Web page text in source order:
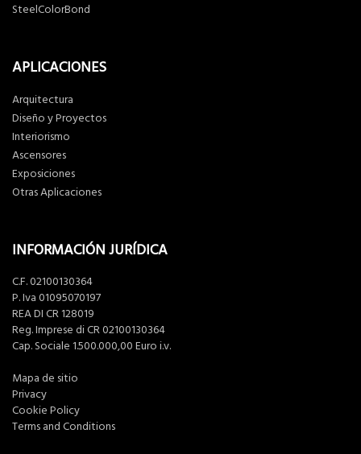
SteelColorBond
APLICACIONES
Arquitectura
Diseño y Proyectos
Interiorismo
Ascensores
Exposiciones
Otras Aplicaciones
INFORMACIÓN JURÍDICA
C.F. 02100130364
P. Iva 01095070197
REA DI CR 128019
Reg. Imprese di CR 02100130364
Cap. Sociale 1.500.000,00 Euro i.v.
Mapa de sitio
Privacy
Cookie Policy
Terms and Conditions